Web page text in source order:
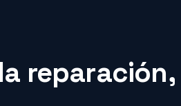
reparación,